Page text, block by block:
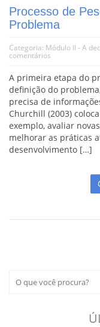
Processo de
Problema
Categoria: Módulo II - A
comentários
A primeira etapa do
definição do
precisa de
Churchill (2003)
exemplo, avaliar
melhorar as práticas
desenvolvimento […]